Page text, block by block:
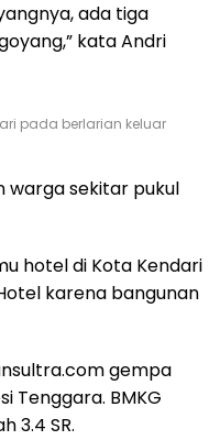
ada tiga
kata Andri
pada berlarian keluar
warga sekitar pukul
hotel di Kota Kendari
karena bangunan
gempa
Tenggara. BMKG
3.4 SR.